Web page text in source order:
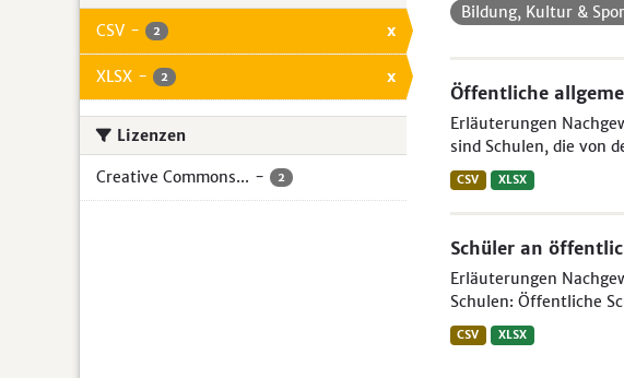
CSV - 2 x
XLSX - 2 x
Lizenzen
Creative Commons... - 2
Bildung, Kultur &
Öffentliche
Erläuterungen
sind Schulen, die von
CSV XLSX
Schüler an
Erläuterungen
Schulen: Öffentliche
CSV XLSX